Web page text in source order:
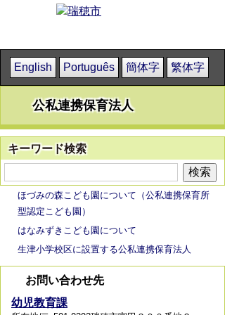
English Português 簡体字 繁体字
公私連携保育法人
キーワード検索
ほづみの森こども園について（公私連携保育所
型認定こども園）
はなみずきこども園について
生津小学校区に設置する公私連携保育法人
お問い合わせ先
幼児教育課